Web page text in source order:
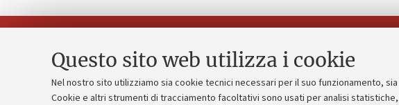
Questo sito web utilizza i cookie
Nel nostro sito utilizziamo sia cookie tecnici necessari per il suo funzionamento,
Cookie e altri strumenti di tracciamento facoltativi sono usati per analisi
Contatti e PEC Piano strategico